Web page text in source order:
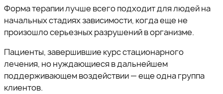
Форма терапии лучше всего подходит для людей на
начальных стадиях зависимости, когда еще не
произошло серьезных разрушений в организме.
Пациенты, завершившие курс стационарного
лечения, но нуждающиеся в дальнейшем
поддерживающем воздействии — еще одна группа
клиентов.